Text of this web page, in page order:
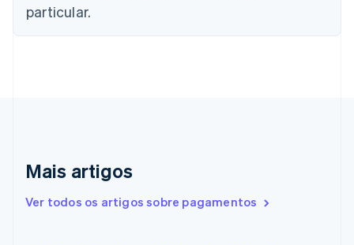
particular.
Mais artigos
Ver todos os artigos sobre pagamentos
China continental
Eslováquia
English
Eslovênia